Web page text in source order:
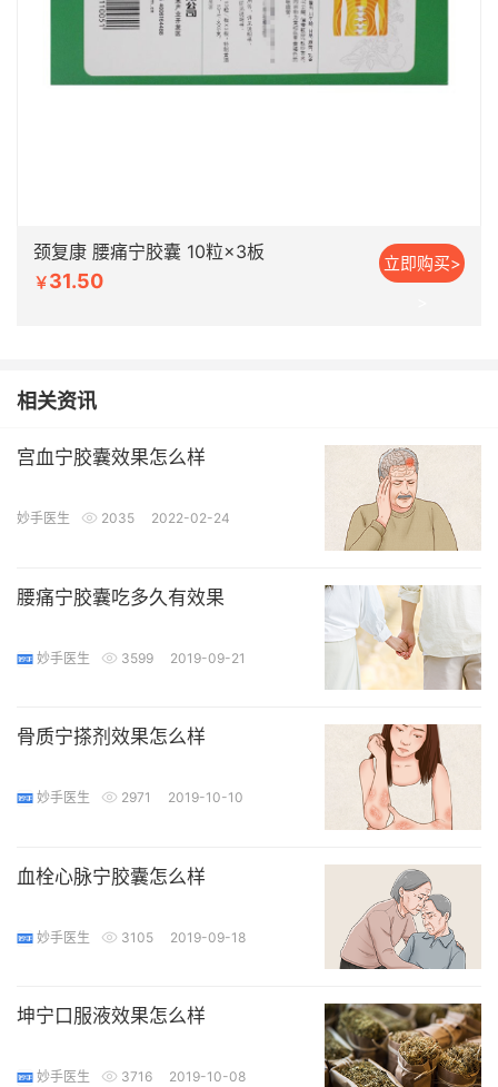
颈复康 腰痛宁胶囊 10粒×3板
￥31.50
立即购买>
相关资讯
宫血宁胶囊效果怎么样
妙手医生 2035 2022-02-24
腰痛宁胶囊吃多久有效果
妙手医生 3599 2019-09-21
骨质宁搽剂效果怎么样
妙手医生 2971 2019-10-10
血栓心脉宁胶囊怎么样
妙手医生 3105 2019-09-18
坤宁口服液效果怎么样
妙手医生 3716 2019-10-08